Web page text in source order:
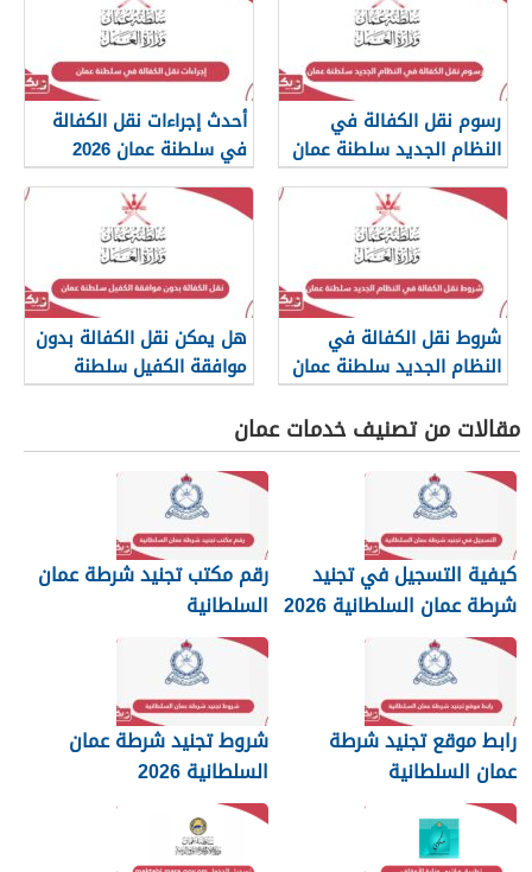
رسوم نقل الكفالة في
النظام الجديد سلطنة عمان
2026
أحدث إجراءات نقل الكفالة
في سلطنة عمان 2026
شروط نقل الكفالة في
النظام الجديد سلطنة عمان
2026
هل يمكن نقل الكفالة بدون
موافقة الكفيل سلطنة
عمان؟
مقالات من تصنيف خدمات عمان
كيفية التسجيل في تجنيد
شرطة عمان السلطانية 2026
رقم مكتب تجنيد شرطة عمان
السلطانية
رابط موقع تجنيد شرطة
عمان السلطانية
شروط تجنيد شرطة عمان
السلطانية 2026